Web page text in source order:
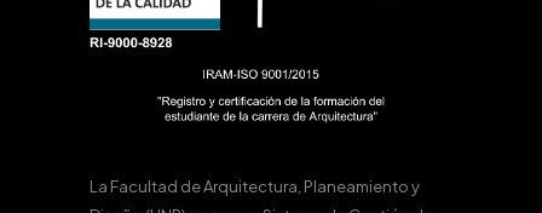
La Facultad de Arquitectura, Planeamiento y